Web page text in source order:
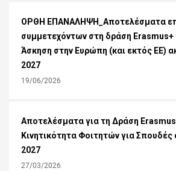
ΟΡΘΗ ΕΠΑΝΑΛΗΨΗ_Αποτελέσματα
συμμετεχόντων στη δράση Erasmus+
Άσκηση στην Ευρώπη (και εκτός ΕΕ)
2027
19/06/2026
Αποτελέσματα για τη Δράση
Κινητικότητα Φοιτητών για
2027
27/03/2026